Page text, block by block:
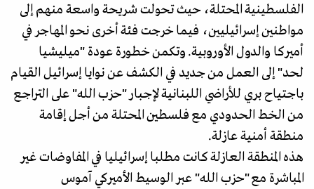
الفلسطينية المحتلة، حيث تحولت شريحة واسعة منهم إلى
مواطنين إسرائيليين، فيما خرجت فئة أخرى نحو المهاجر في
أميركا والدول الأوروبية. وتكمن خطورة عودة "ميليشيا
لحد" إلى العمل من جديد في الكشف عن نوايا إسرائيل القيام
باجتياح بري للأراضي اللبنانية لإجبار "حزب الله" على التراجع
من الخط الحدودي مع فلسطين المحتلة من أجل إقامة
منطقة أمنية عازلة.
هذه المنطقة العازلة كانت مطلبا إسرائيليا في المفاوضات غير
المباشرة مع "حزب الله" عبر الوسيط الأميركي آموس